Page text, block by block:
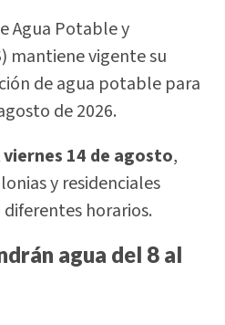
Agua Potable y
) mantiene vigente su
de agua potable para
de 2026.
14 de agosto,
y residenciales
horarios.
agua del 8 al